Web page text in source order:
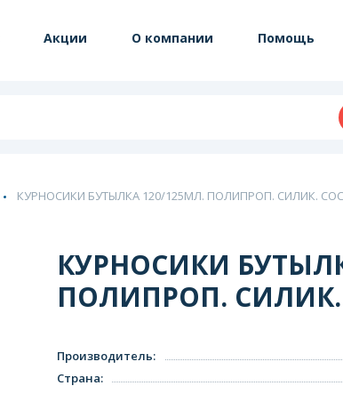
Акции О компании Помощь
КУРНОСИКИ БУТЫЛКА 120/125МЛ. ПОЛИПРОП. СИЛИК.
КУРНОСИКИ
ПОЛИПРОП. СИЛИК.
Производитель:
Страна: